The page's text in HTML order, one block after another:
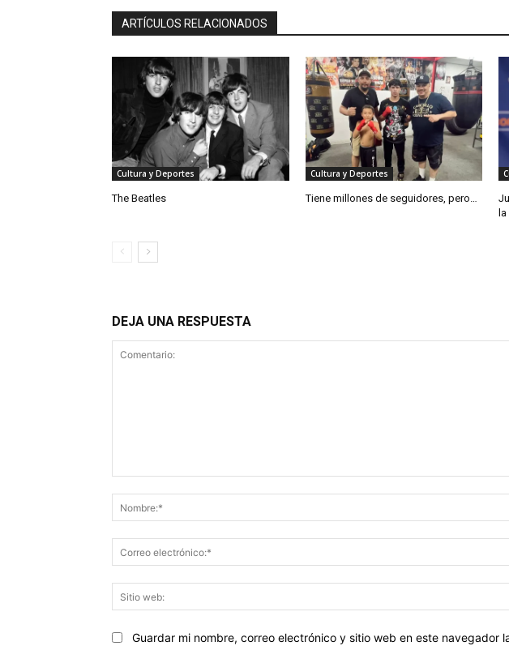
ARTÍCULOS RELACIONADOS
Cultura y Deportes
The Beatles
Cultura y Deportes
Tiene millones de seguidores, pero…
DEJA UNA RESPUESTA
Guardar mi nombre, correo electrónico y sitio web en este navegador